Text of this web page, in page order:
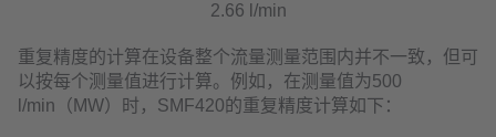
2.66 l/min
重复精度的计算在设备整个流量测量范围内并不一致，但可
以按每个测量值进行计算。例如，在测量值为500
l/min（MW）时，SMF420的重复精度计算如下：